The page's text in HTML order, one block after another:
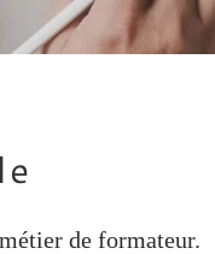
de formateur.